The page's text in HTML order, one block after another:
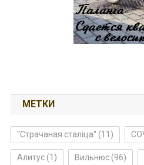
МЕТКИ
"Страчаная сталіца" (11)
Алитус(1) Вильнюс(96)